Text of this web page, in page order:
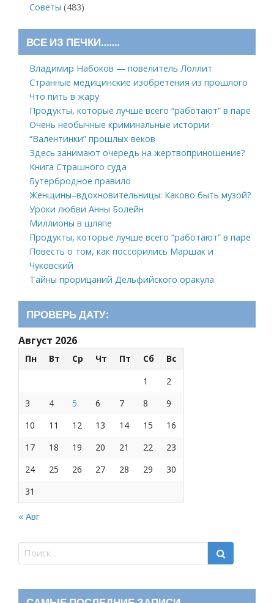
Советы (483)
ВСЕ ИЗ ПЕЧКИ…….
Владимир Набоков — повелитель Лоллит
Странные медицинские изобретения из прошлого
Что пить в жару
Продукты, которые лучше всего “работают” в паре
Очень необычные криминальные истории
“Валентинки” прошлых веков
Здесь занимают очередь на жертвоприношение?
Книга Страшного суда
Бутербродное правило
Женщины–вдохновительницы: Каково быть музой?
Уроки любви Анны Болейн
Миллионы в шляпе
Продукты, которые лучше всего “работают” в паре
Повесть о том, как поссорились Маршак и
Чуковский
Тайны прорицаний Дельфийского оракула
ПРОВЕРЬ ДАТУ:
Август 2026
Пн Вт Ср Чт Пт Сб
Вс
1
2
3
4 5 6 7 8
9
10
11 12 13 14 15
16
17
18 19 20 21 22
23
24
25 26 27 28 29
30
31
« Авг